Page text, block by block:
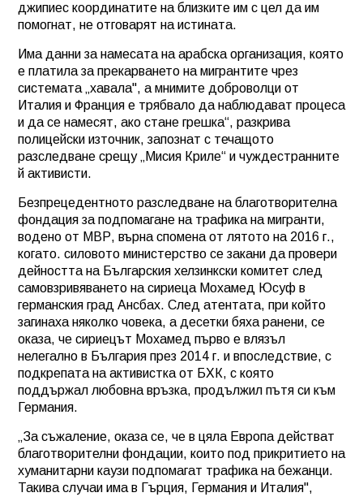
джипиес координатите на близките им с цел да им
помогнат, не отговарят на истината.
Има данни за намесата на арабска организация, която
е платила за прекарването на мигрантите чрез
системата „хавала", а мнимите доброволци от
Италия и Франция е трябвало да наблюдават процеса
и да се намесят, ако стане грешка“, разкрива
полицейски източник, запознат с течащото
разследване срещу „Мисия Криле“ и чуждестранните
й активисти.
Безпрецедентното разследване на благотворителна
фондация за подпомагане на трафика на мигранти,
водено от МВР, върна спомена от лятото на 2016 г.,
когато. силовото министерство се закани да провери
дейността на Българския хелзинкски комитет след
самовзривяването на сириеца Мохамед Юсуф в
германския град Ансбах. След атентата, при който
загинаха няколко човека, а десетки бяха ранени, се
оказа, че сириецът Мохамед първо е влязъл
нелегално в България през 2014 г. и впоследствие, с
подкрепата на активистка от БХК, с която
поддържал любовна връзка, продължил пътя си към
Германия.
„За съжаление, оказа се, че в цяла Европа действат
благотворителни фондации, които под прикритието на
хуманитарни каузи подпомагат трафика на бежанци.
Такива случаи има в Гърция, Германия и Италия",